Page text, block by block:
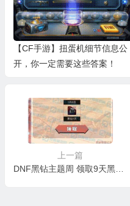
【CF手游】扭蛋机细节信息公
开，你一定需要这些答案！
上一篇
DNF黑钻主题周 领取9天黑钻 需在DNF助手APP领取